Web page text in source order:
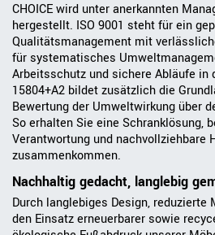
CHOICE wird unter anerkannten
hergestellt. ISO 9001 steht für ein
Qualitätsmanagement mit
für systematisches
Arbeitsschutz und sichere Abläufe in
15804+A2 bildet zusätzlich die
Bewertung der Umweltwirkung über
So erhalten Sie eine Schranklösung,
Verantwortung und nachvollziehbare
zusammenkommen.
Nachhaltig gedacht, langlebig
Durch langlebiges Design, reduzierte
den Einsatz erneuerbarer sowie